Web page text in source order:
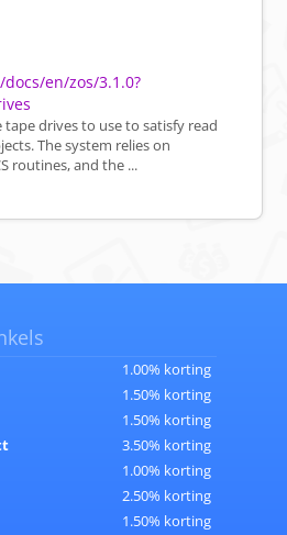
en/zos/3.1.0?
tape drives to use to satisfy read
The system relies on
routines, and the ...
1.00% korting
1.50% korting
1.50% korting
3.50% korting
1.00% korting
2.50% korting
1.50% korting